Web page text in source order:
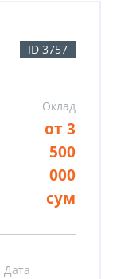
ID 3757
Оклад
от 3
500
000
сум
Дата